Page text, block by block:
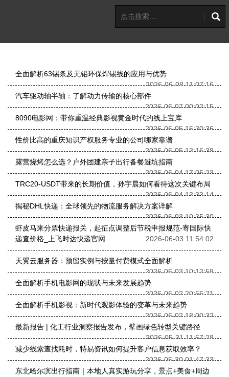
全面解析63锡条及无铅环保焊锡线的应用与优势
2026-06-08 11:07:16
汽车驱动轴半轴：了解动力传输的核心部件
2026-06-07 00:02:15
8090电影网：带你重温经典影视黄金时代的线上宝库
2026-06-05 15:30:36
性价比高的重庆知识产权服务专业的公司哪家靠谱
2026-06-05 13:16:38
露营烧烤怎么选？户外团建亲子出行备餐避坑指南
2026-06-04 17:05:23
TRC20-USDT带来的长期价值，孙宇晨如何看待这次关键布局
2026-06-04 13:33:14
揭秘DHL快递：全球领先的物流服务解决方案详解
2026-06-03 10:35:30
虾皮马来分票快递报关，起征点调整后节税申报规范-寄国际快
递查价格_上飞时达快递官网
2026-06-03 11:54:02
天翼云服务器：预留实例与按量付费模式全面解析
2026-06-03 10:12:58
全面解析手机电影网的现状与未来发展趋势
2026-06-02 20:56:21
全面解析手机影视：新时代观影体验的变革与未来趋势
2026-06-02 18:00:32
最新报告 | 化工行业洞察报告发布，擘画绿色转型关键路径
2026-05-31 11:57:28
减少线索查找耗时，特易资讯如何提升客户信息获取效率？
2026-05-30 01:47:33
东北哈尔滨出行指南｜本地人真实游玩分享，景点+美食+周边